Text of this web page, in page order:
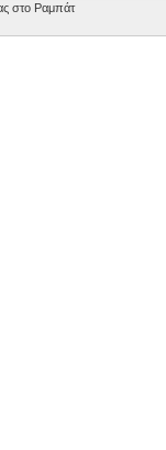
στο Ραμπάτ